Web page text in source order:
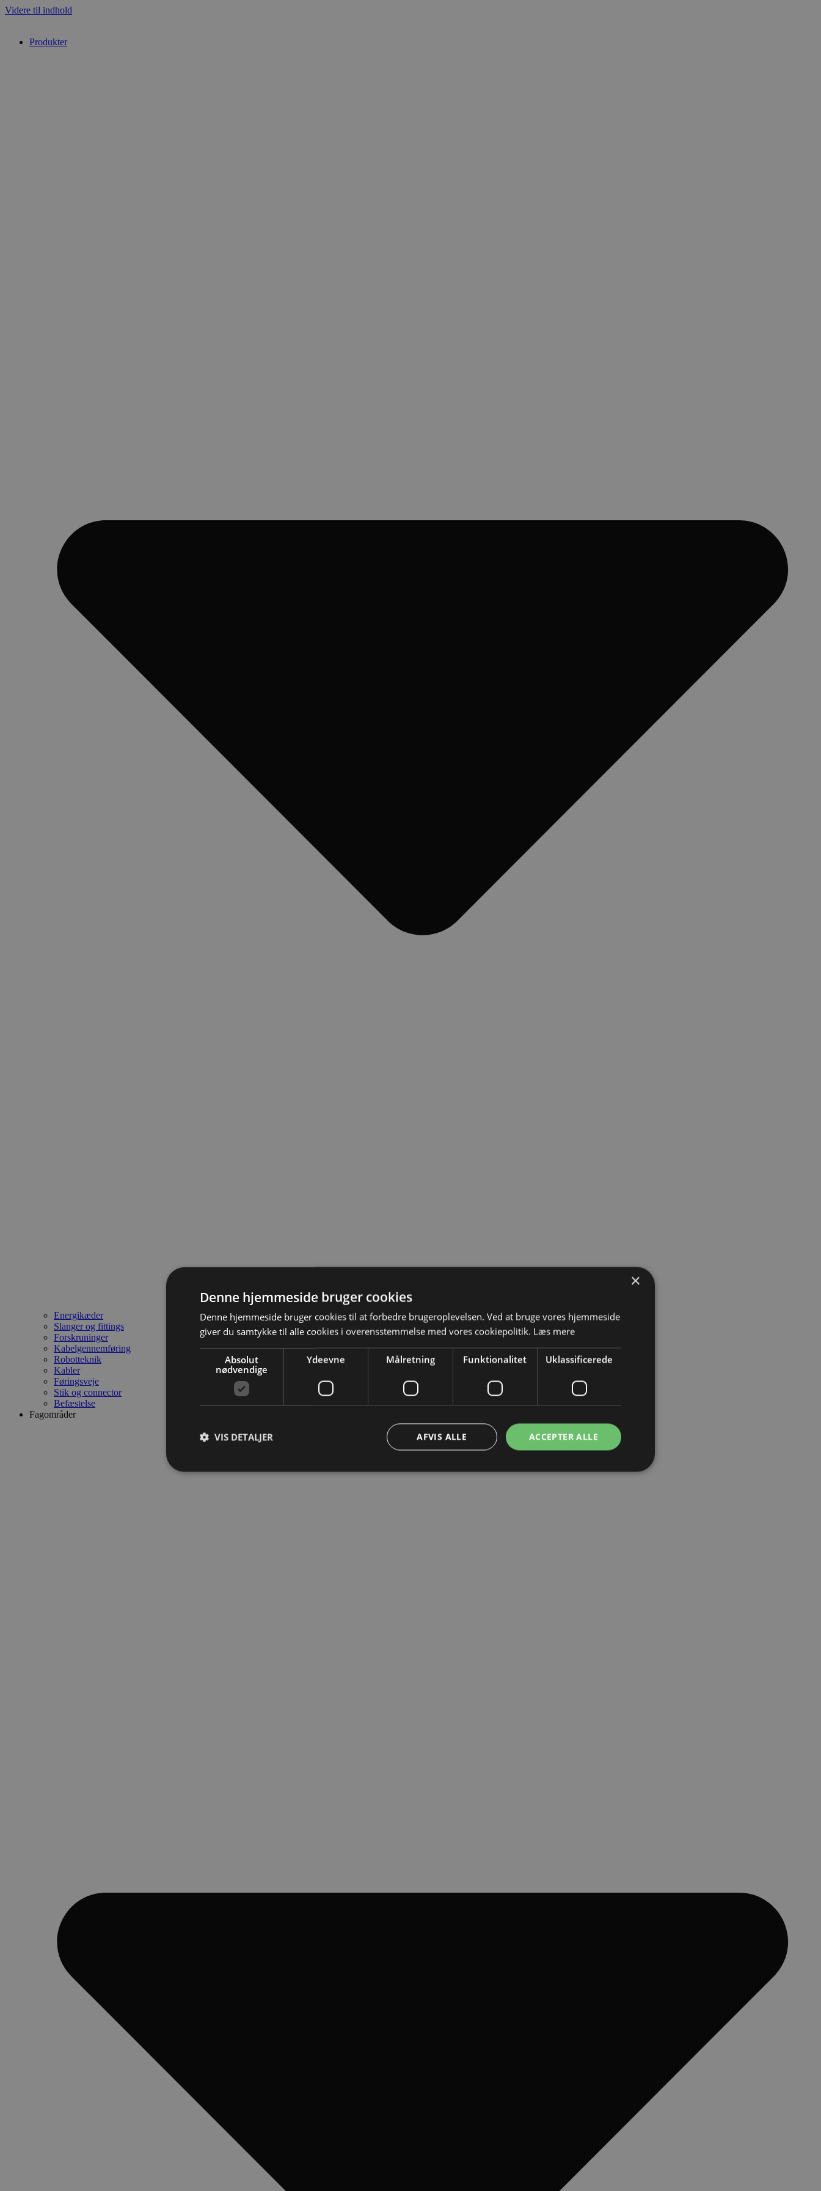
Videre til indhold
Produkter
Energikæder
Slanger og fittings
Forskruninger
Kabelgennemføring
Robotteknik
Kabler
Føringsveje
Stik og connector
Befæstelse
Fagområder
×
Denne hjemmeside bruger cookies
Denne hjemmeside bruger cookies til at forbedre brugeroplevelsen. Ved at bruge vores hjemmeside
giver du samtykke til alle cookies i overensstemmelse med vores cookiepolitik. Læs mere
Absolut
nødvendige
Ydeevne Målretning Funktionalitet Uklassificerede
ACCEPTER ALLE
AFVIS ALLE
VIS DETALJER